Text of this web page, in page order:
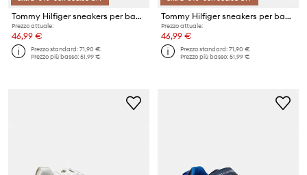
Tommy Hilfiger sneakers per bambini
Prezzo attuale:
46,99 €
Prezzo standard:71,90 €
Prezzo più basso:51,99 €
Tommy Hilfiger sneakers per bambini
Prezzo attuale:
46,99 €
Prezzo standard:71,90 €
Prezzo più basso:51,99 €